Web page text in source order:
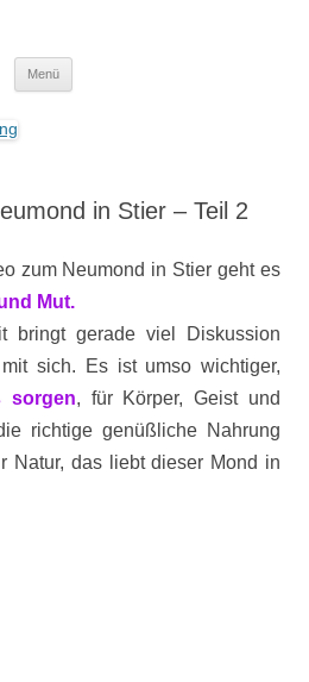
Menü
in Stier – Teil 2
zum Neumond in Stier geht es
Mut.
bringt gerade viel Diskussion
sich. Es ist umso wichtiger,
, für Körper, Geist und
richtige genüßliche Nahrung
Natur, das liebt dieser Mond in